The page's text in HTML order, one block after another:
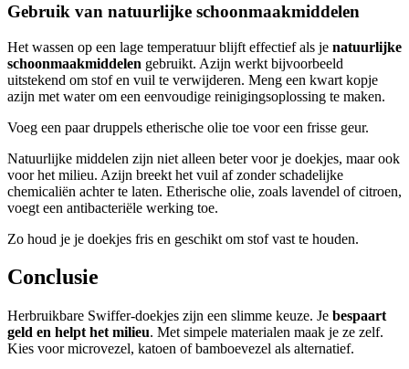
Gebruik van natuurlijke schoonmaakmiddelen
Het wassen op een lage temperatuur blijft effectief als je natuurlijke
schoonmaakmiddelen gebruikt. Azijn werkt bijvoorbeeld
uitstekend om stof en vuil te verwijderen. Meng een kwart kopje
azijn met water om een eenvoudige reinigingsoplossing te maken.
Voeg een paar druppels etherische olie toe voor een frisse geur.
Natuurlijke middelen zijn niet alleen beter voor je doekjes, maar ook
voor het milieu. Azijn breekt het vuil af zonder schadelijke
chemicaliën achter te laten. Etherische olie, zoals lavendel of citroen,
voegt een antibacteriële werking toe.
Zo houd je je doekjes fris en geschikt om stof vast te houden.
Conclusie
Herbruikbare Swiffer-doekjes zijn een slimme keuze. Je bespaart
geld en helpt het milieu. Met simpele materialen maak je ze zelf.
Kies voor microvezel, katoen of bamboevezel als alternatief.